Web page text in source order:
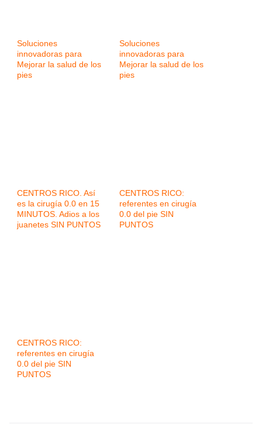
Soluciones
innovadoras para
Mejorar la salud de los
pies
Soluciones
innovadoras para
Mejorar la salud de los
pies
CENTROS RICO. Así
es la cirugía 0.0 en 15
MINUTOS. Adios a los
juanetes SIN PUNTOS
CENTROS RICO:
referentes en cirugía
0.0 del pie SIN
PUNTOS
CENTROS RICO:
referentes en cirugía
0.0 del pie SIN
PUNTOS